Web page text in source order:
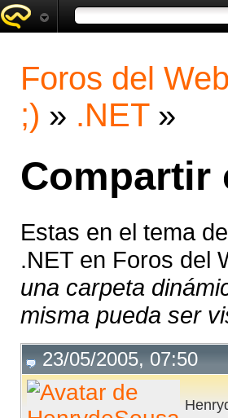
Foros del Web
;) » .NET »
Compartir
Estas en el tema de
.NET en Foros del
una carpeta
misma pueda ser
23/05/2005, 07:50